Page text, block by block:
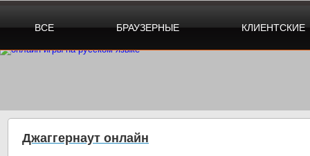
ВСЕ БРАУЗЕРНЫЕ КЛИЕНТСКИЕ
Джаггернаут онлайн